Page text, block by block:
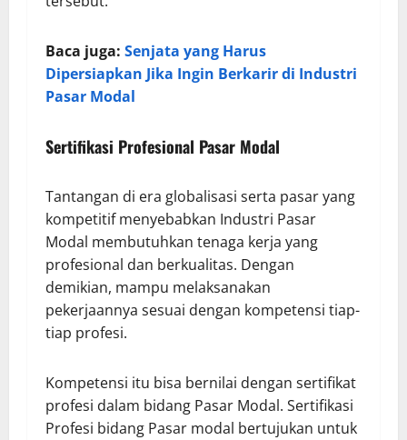
Baca juga: Senjata yang Harus
Dipersiapkan Jika Ingin Berkarir di Industri
Pasar Modal
Sertifikasi Profesional Pasar Modal
Tantangan di era globalisasi serta pasar yang
kompetitif menyebabkan Industri Pasar
Modal membutuhkan tenaga kerja yang
profesional dan berkualitas. Dengan
demikian, mampu melaksanakan
pekerjaannya sesuai dengan kompetensi tiap-
tiap profesi.
Kompetensi itu bisa bernilai dengan sertifikat
profesi dalam bidang Pasar Modal. Sertifikasi
Profesi bidang Pasar modal bertujukan untuk